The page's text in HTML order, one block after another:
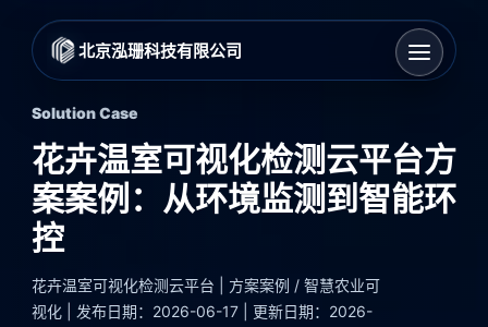
北京泓珊科技有限公司
Solution Case
花卉温室可视化检测云平台方
案案例：从环境监测到智能环
控
花卉温室可视化检测云平台 | 方案案例 / 智慧农业可
视化 | 发布日期：2026-06-17 | 更新日期：2026-